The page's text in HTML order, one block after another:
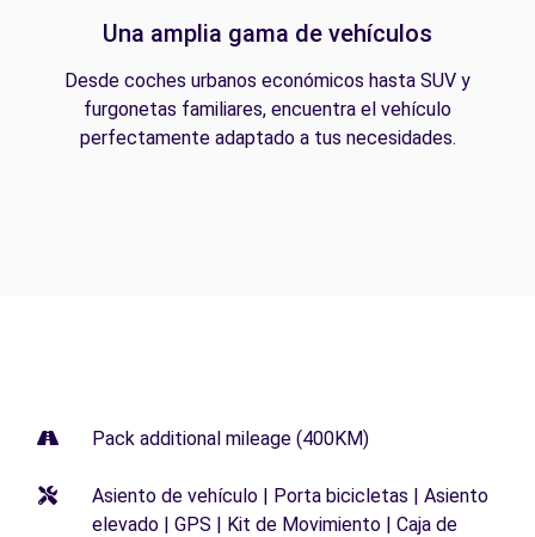
Una amplia gama de vehículos
Desde coches urbanos económicos hasta SUV y
furgonetas familiares, encuentra el vehículo
perfectamente adaptado a tus necesidades.
Pack additional mileage (400KM)
Asiento de vehículo | Porta bicicletas | Asiento
elevado | GPS | Kit de Movimiento | Caja de